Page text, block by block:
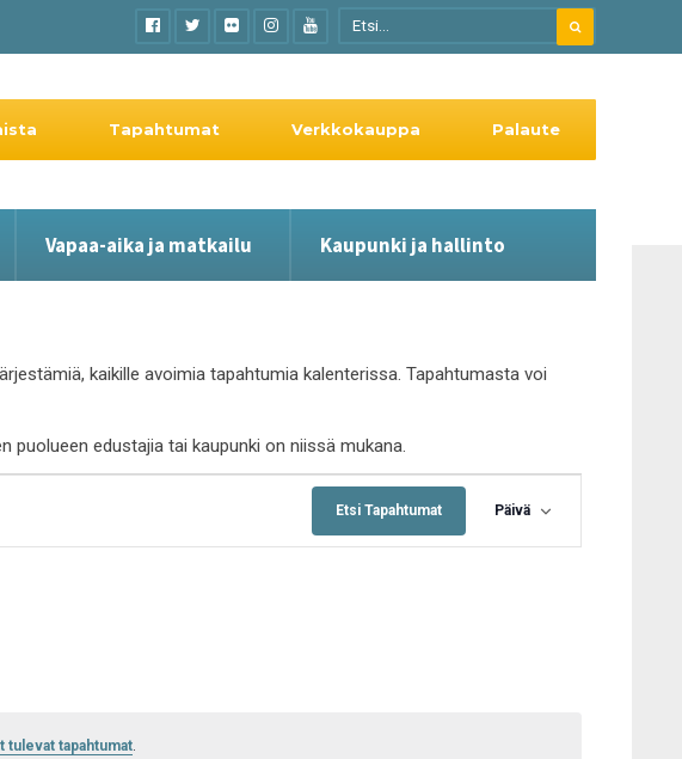
Vapaa-aika ja matkailu Kaupunki ja hallinto
Tapahtumat Verkkokauppa Palaute
kaikille avoimia tapahtumia kalenterissa. Tapahtumasta voi
puolueen edustajia tai kaupunki on niissä mukana.
tulevat tapahtumat
Etsi Tapahtumat
Views
Navigation
Päivä